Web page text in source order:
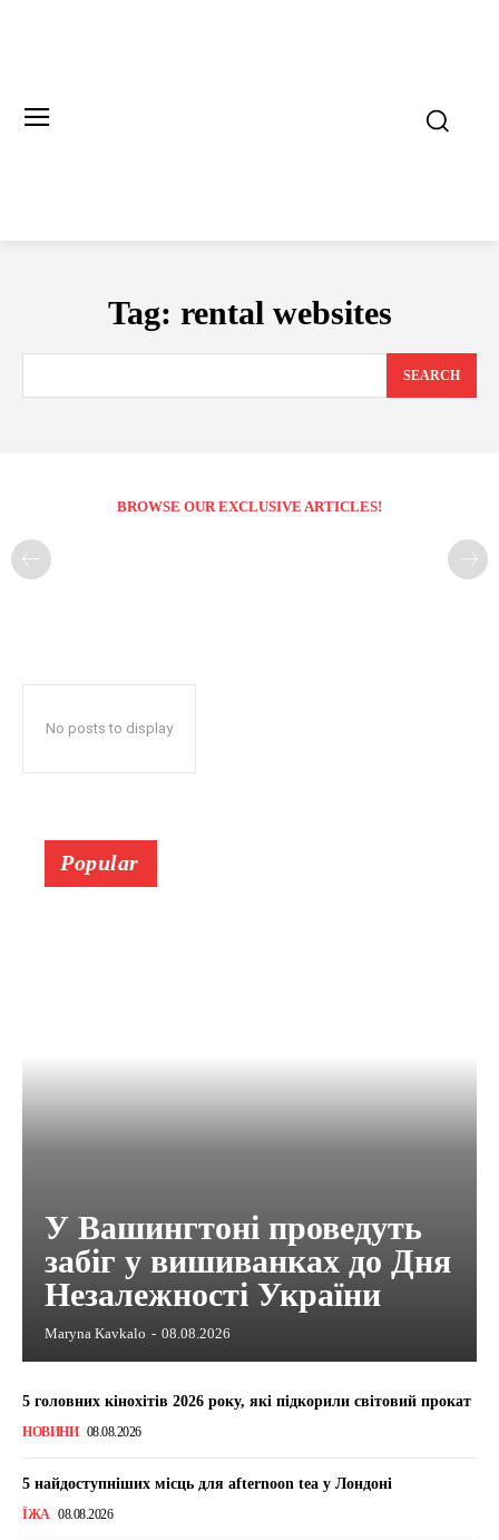
Tag: rental websites
SEARCH
BROWSE OUR EXCLUSIVE ARTICLES!
No posts to display
Popular
У Вашингтоні проведуть
забіг у вишиванках до Дня
Незалежності України
Maryna Kavkalo - 08.08.2026
5 головних кінохітів 2026 року, які підкорили світовий прокат
НОВИНИ 08.08.2026
5 найдоступніших місць для afternoon tea у Лондоні
ЇЖА 08.08.2026